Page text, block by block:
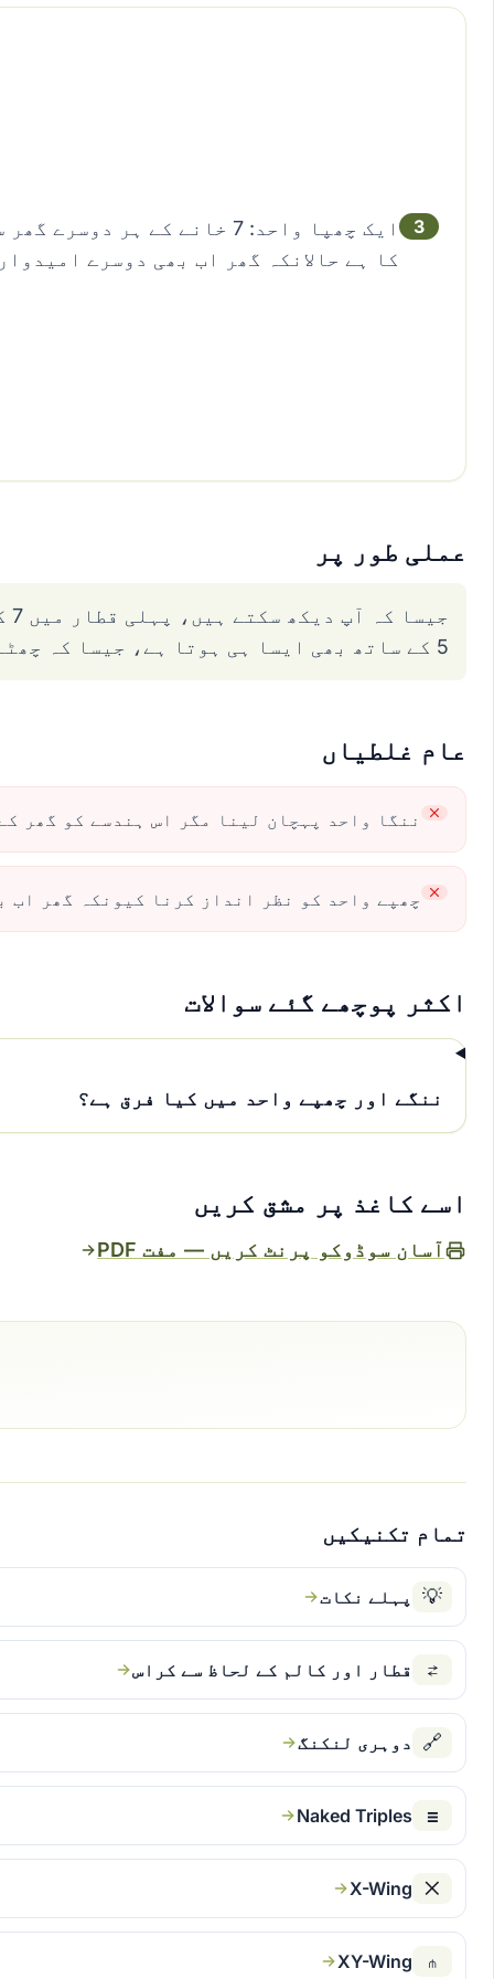
3
ایک چھپا واحد: 7 خانے کے ہر
کا ہے حالانکہ گھر اب بھی دوسرے
عملی طور پر
5 کے ساتھ بھی ایسا ہی ہوتا ہے، جیسا کہ چھٹے کواڈرینٹ میں 1 کے ساتھ ہوتا ہے۔
عام غلطیاں
ننگا واحد پہچان لینا مگر اس ہندسے کو گھر
چھپے واحد کو نظر انداز کرنا کیونکہ گھر اب
اکثر پوچھے گئے سوالات
ننگے اور چھپے واحد میں کیا فرق ہے؟
اسے کاغذ پر مشق کریں
آسان سوڈوکو پرنٹ کریں — مفت PDF
تمام تکنیکیں
💡 پہلے نکات
⇄ قطار اور کالم کے لحاظ سے کراس
🔗 دوہری لنکنگ
☰
Naked Triples
✕
X-Wing
⋔
XY-Wing